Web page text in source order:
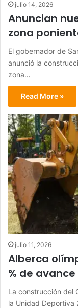
julio 14, 2026
Anuncian
zona
El gobernador de
anunció la
zona…
Read More »
julio 11, 2026
Alberca
% de
La construcción del
la Unidad Deportiva